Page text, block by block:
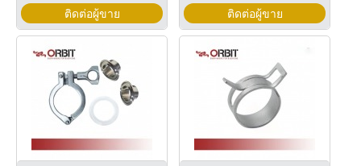
ติดต่อผู้ขาย ติดต่อผู้ขาย